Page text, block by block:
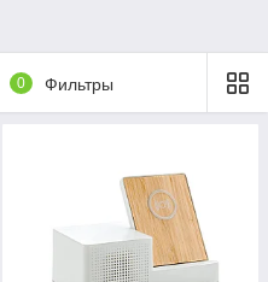
0 Фильтры